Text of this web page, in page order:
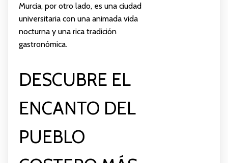
Murcia, por otro lado, es una ciudad
universitaria con una animada vida
nocturna y una rica tradición
gastronómica.
DESCUBRE EL
ENCANTO DEL
PUEBLO